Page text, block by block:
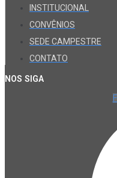
INSTITUCIONAL
CONVÊNIOS
SEDE CAMPESTRE
CONTATO
NOS SIGA